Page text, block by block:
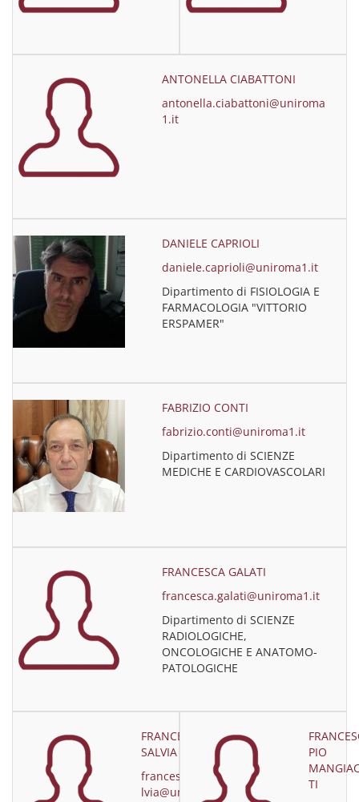
ANTONELLA CIABATTONI
antonella.ciabattoni@uniroma
1.it
DANIELE CAPRIOLI
daniele.caprioli@uniroma1.it
Dipartimento di FISIOLOGIA E
FARMACOLOGIA "VITTORIO
ERSPAMER"
FABRIZIO CONTI
fabrizio.conti@uniroma1.it
Dipartimento di SCIENZE
MEDICHE E CARDIOVASCOLARI
FRANCESCA GALATI
francesca.galati@uniroma1.it
Dipartimento di SCIENZE
RADIOLOGICHE,
ONCOLOGICHE E ANATOMO-
PATOLOGICHE
FRANCESCA
SALVIA
francesca.sa
lvia@uniro
PIO
TI